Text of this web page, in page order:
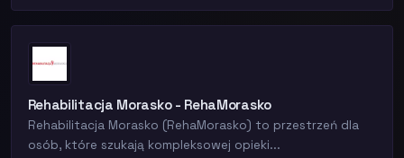
Rehabilitacja Morasko - RehaMorasko
Rehabilitacja Morasko (RehaMorasko) to przestrzeń dla
osób, które szukają kompleksowej opieki...